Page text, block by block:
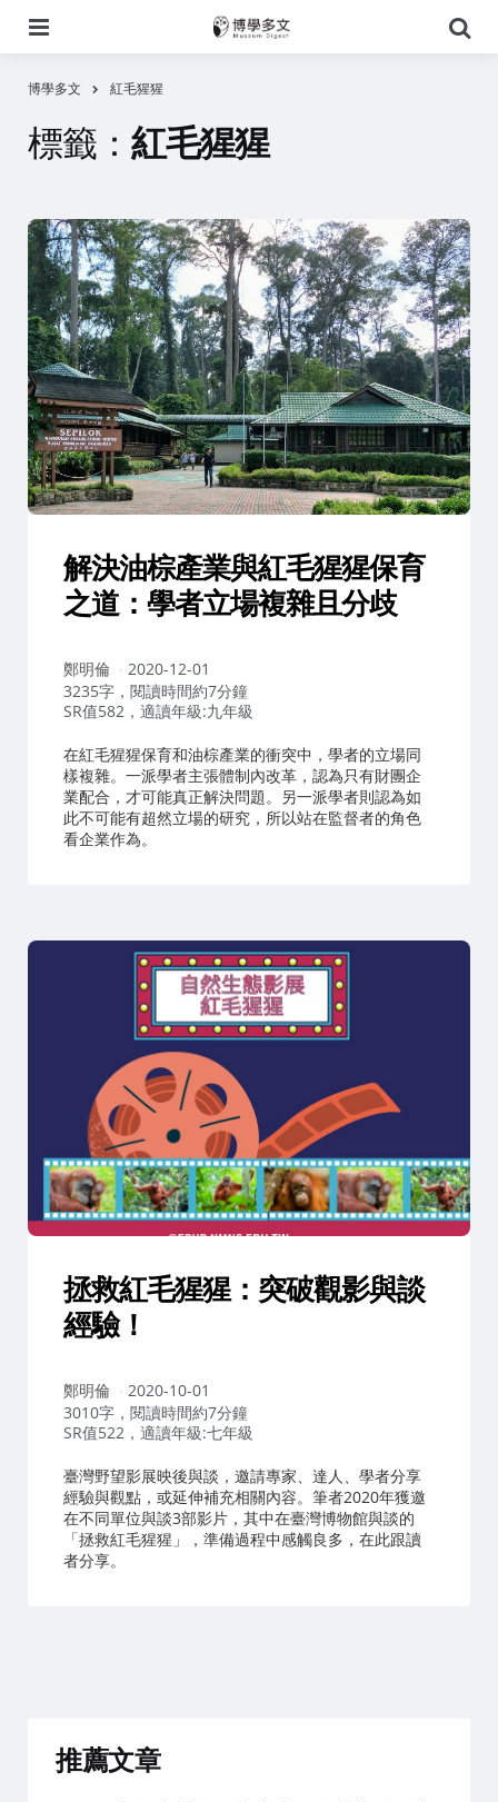
尋
博學多文 紅毛猩猩
標籤： 紅毛猩猩
解決油棕產業與紅毛猩猩保育
之道：學者立場複雜且分歧
作
者：
鄭明倫
2020-12-01
3235字，閱讀時間約7分鐘
SR值582，適讀年級:九年級
在紅毛猩猩保育和油棕產業的衝突中，學者的立場同
樣複雜。一派學者主張體制內改革，認為只有財團企
業配合，才可能真正解決問題。另一派學者則認為如
此不可能有超然立場的研究，所以站在監督者的角色
看企業作為。
拯救紅毛猩猩：突破觀影與談
經驗！
作
者：
鄭明倫
2020-10-01
3010字，閱讀時間約7分鐘
SR值522，適讀年級:七年級
臺灣野望影展映後與談，邀請專家、達人、學者分享
經驗與觀點，或延伸補充相關內容。筆者2020年獲邀
在不同單位與談3部影片，其中在臺灣博物館與談的
「拯救紅毛猩猩」，準備過程中感觸良多，在此跟讀
者分享。
推薦文章